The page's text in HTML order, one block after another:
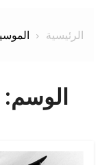
الرئيسية
الوسم: